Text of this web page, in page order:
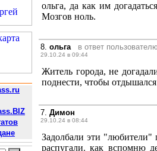
ольга, да как им
Мозгов ноль.
8. ольга в ответ пользователю
29.10.24 в 09:44
Житель города, не
поднести, чтобы отдышался
7. Димон
29.10.24 в 08:44
Задолбали эти "любители"
распугали. как вспомню